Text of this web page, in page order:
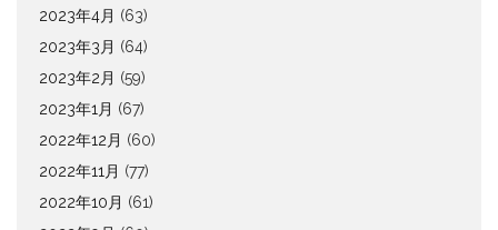
2023年4月 (63)
2023年3月 (64)
2023年2月 (59)
2023年1月 (67)
2022年12月 (60)
2022年11月 (77)
2022年10月 (61)